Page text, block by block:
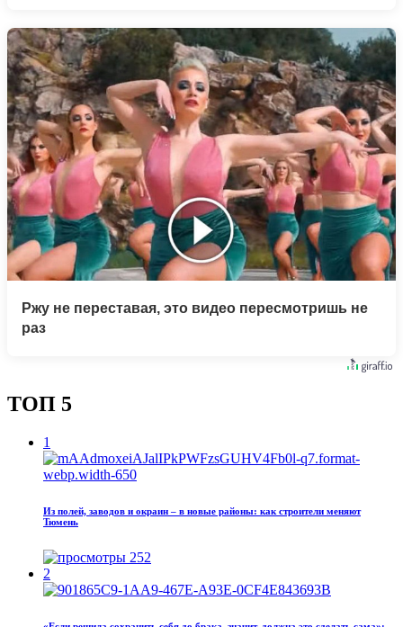
Ржу не переставая, это видео пересмотришь не
раз
ТОП 5
1
Из полей, заводов и окраин – в новые районы: как строители меняют
Тюмень
252
2